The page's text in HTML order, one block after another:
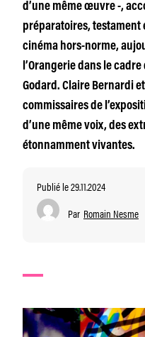
d’une même œuvre -,
préparatoires, testament
cinéma hors-norme,
l’Orangerie dans le
Godard. Claire Bernardi
commissaires de
d’une même voix, des
étonnamment vivantes.
Publié le 29.11.2024
Par Romain Nesme